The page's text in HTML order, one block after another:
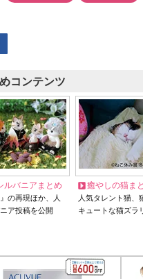
コンテンツ
ルバニアまとめ
の再現ほか、人
ア投稿を公開
癒やしの猫ま
人気タレント猫
キュートな猫ズラ